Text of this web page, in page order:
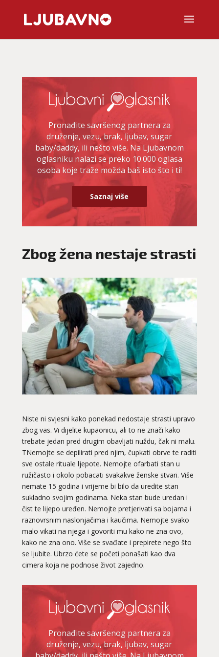
Pronađite savršenog partnera za
druženje, vezu, brak, ljubav, sugar
baby/daddy, ili nešto više. Na Ljubavnom
oglasniku nalazi se preko 10.000 oglasa
osoba koje traže možda baš isto što i ti!
Saznaj više
Zbog žena nestaje strasti
Niste ni svjesni kako ponekad nedostaje strasti upravo
zbog vas. Vi dijelite kupaonicu, ali to ne znači kako
trebate jedan pred drugim obavljati nuždu, čak ni malu.
TNemojte se depilirati pred njim, čupkati obrve te raditi
sve ostale rituale ljepote. Nemojte ofarbati stan u
ružičasto i okolo pobacati svakakve ženske stvari. Više
nemate 15 godina i vrijeme bi bilo da uredite stan
sukladno svojim godinama. Neka stan bude uredan i
čist te lijepo uređen. Nemojte pretjerivati sa bojama i
raznovrsnim naslonjačima i kaučima. Nemojte svako
malo vikati na njega i govoriti mu kako ne zna ovo,
kako ne zna ono. Više se svađate i prepirete nego što
se ljubite. Ubrzo ćete se početi ponašati kao dva
cimera koja ne podnose život zajedno.
Pronađite savršenog partnera za
druženje, vezu, brak, ljubav, sugar